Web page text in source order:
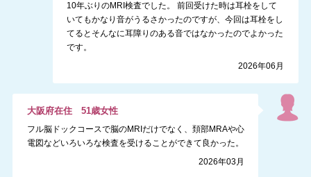
10年ぶりのMRI検査でした。 前回受けた時は耳栓をして
いてもかなり音がうるさかったのですが、今回は耳栓をし
てるとそんなに耳障りのある音ではなかったのでよかった
です。
2026年06月
大阪府在住 51歳女性
フル脳ドックコースで脳のMRIだけでなく、頚部MRAや心
電図などいろいろな検査を受けることができて良かった。
2026年03月